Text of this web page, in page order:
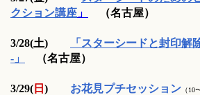
クション講座 」 （名古屋）
3/28(土)
「スターシードと封印解
-」
（名古屋）
3/29( 日 ) お花見プチセッション （10